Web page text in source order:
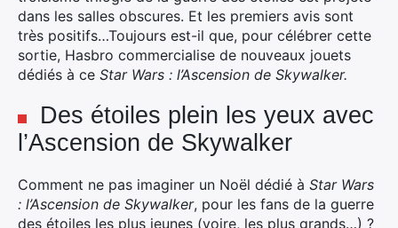
dans les salles obscures. Et les premiers avis sont
très positifs…Toujours est-il que, pour célébrer cette
sortie, Hasbro commercialise de nouveaux jouets
dédiés à ce Star Wars : l’Ascension de Skywalker.
Des étoiles plein les yeux avec
l’Ascension de Skywalker
Comment ne pas imaginer un Noël dédié à Star Wars
: l’Ascension de Skywalker, pour les fans de la guerre
des étoiles les plus jeunes (voire, les plus grands…) ?